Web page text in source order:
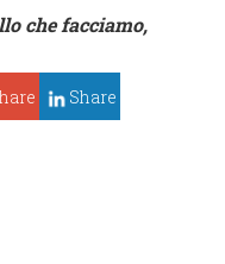
che facciamo,
Share